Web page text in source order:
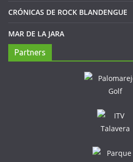
CRÓNICAS DE ROCK BLANDENGUE
MAR DE LA JARA
Partners